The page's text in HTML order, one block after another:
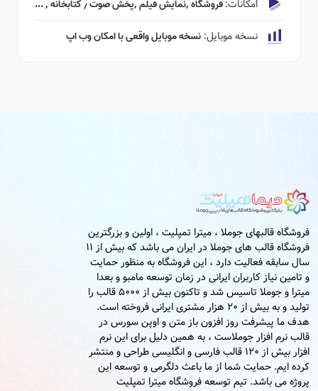
امکانات:فروشگاه ٬‌نمایش فیلم ٬‌پخش صوت ٫ کتابخانه ٬ ...
نسخه موبایل: نسخه موبایل واقعی با امکان وب اپ
فروشگاه قالبهای جوملا ، میترا تمپلیت ، اولین و بزرگترین
فروشگاه قالب های جوملا در ایران می باشد که بیش از 11
سال سابقه فعالیت دارد ، این فروشگاه به منظور حمایت
و تامین نیاز کاربران ایرانی در زمان توسعه مامبو و بعدا
میترا و جوملا تاسیس شد و تاکنون بیش از 5000 قالب را
تولید و به بیش از 20 هزار مشتری ایرانی فروخته است.
هدف ما پیشرفت روز افزون باز متن و اوپن سورس در
قالب نرم افزار جوملاست ، به همین دلیل برای این نرم
افزار بیش از 120 قالب فارسی و انگلیسی طراحی و منتشر
کرده ایم. حمایت شما از ما باعث دلگرمی و توسعه این
پروژه می باشد. تیم توسعه فروشگاه میترا تمپلیت